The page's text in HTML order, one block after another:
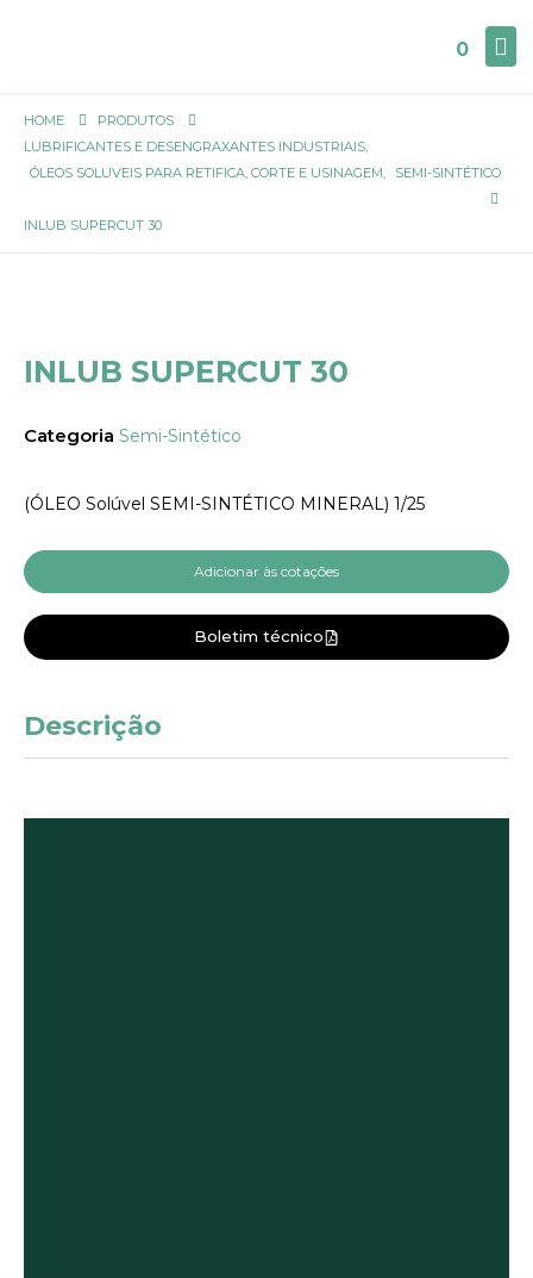
0
HOME
PRODUTOS
LUBRIFICANTES E DESENGRAXANTES INDUSTRIAIS,
ÓLEOS SOLUVEIS PARA RETIFICA, CORTE E USINAGEM, SEMI-SINTÉTICO
INLUB SUPERCUT 30
INLUB SUPERCUT 30
Categoria Semi-Sintético
(ÓLEO Solúvel SEMI-SINTÉTICO MINERAL) 1/25
Adicionar às cotações
Boletim técnico
Descrição